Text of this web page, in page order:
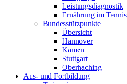
Leistungsdiagnostik
Ernährung im Tennis
Bundesstützpunkte
Übersicht
Hannover
Kamen
Stuttgart
Oberhaching
Aus- und Fortbildung